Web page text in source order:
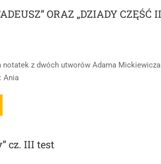
ORAZ „DZIADY CZĘŚĆ
notatek z dwóch utworów Adama
Ania
cz. III test